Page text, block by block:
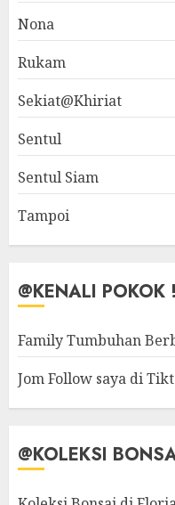
Nona
Rukam
Sekiat@Khiriat
Sentul
Sentul Siam
Tampoi
@KENALI POKOK
Family Tumbuhan
Jom Follow saya di
@KOLEKSI